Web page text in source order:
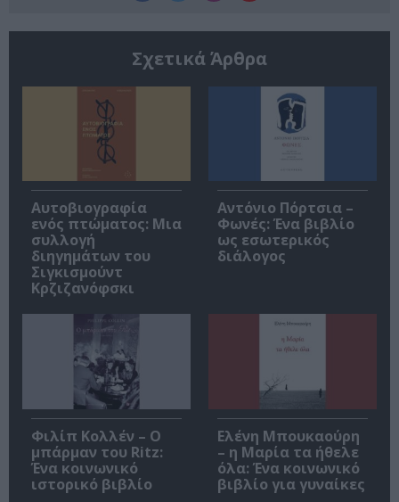
Σχετικά Άρθρα
Αυτοβιογραφία
ενός πτώματος: Μια
συλλογή
διηγημάτων του
Σιγκισμούντ
Κρζιζανόφσκι
Αντόνιο Πόρτσια –
Φωνές: Ένα βιβλίο
ως εσωτερικός
διάλογος
Φιλίπ Κολλέν – Ο
μπάρμαν του Ritz:
Ένα κοινωνικό
ιστορικό βιβλίο
Ελένη Μπουκαούρη
– η Μαρία τα ήθελε
όλα: Ένα κοινωνικό
βιβλίο για γυναίκες